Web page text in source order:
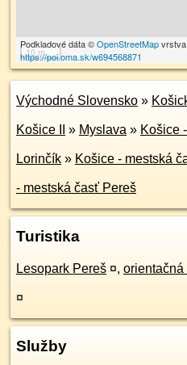
10 m
Podkladové dáta ©OpenStreetMapvrstva
https://poi.oma.sk/w694568871
Východné Slovensko »
Košice II » Myslava » Košice
Lorinčík » Košice - mestská
- mestská časť Pereš
Turistika
Lesopark Pereš ¤, orientačná
¤
Služby